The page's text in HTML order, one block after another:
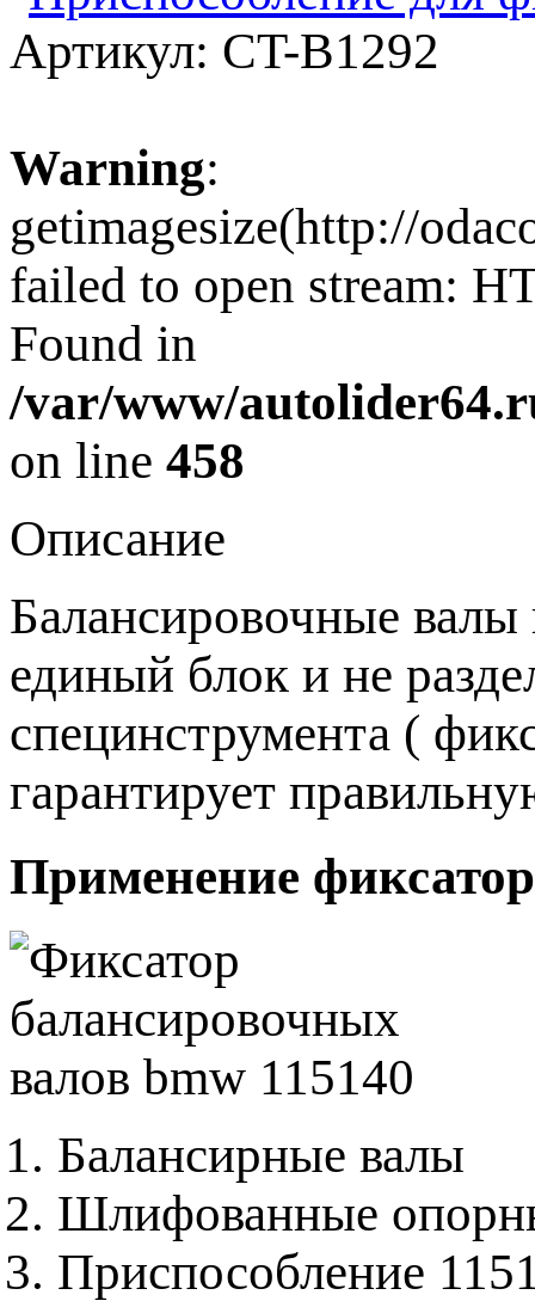
Артикул: CT-B1292
Warning:
getimagesize(http://
failed to open stream:
Found in
/var/www/
on line 458
Описание
Балансировочные
единый блок и не
специнструмента (
гарантирует
Применение
Балансирные валы
Шлифованные
Приспособление